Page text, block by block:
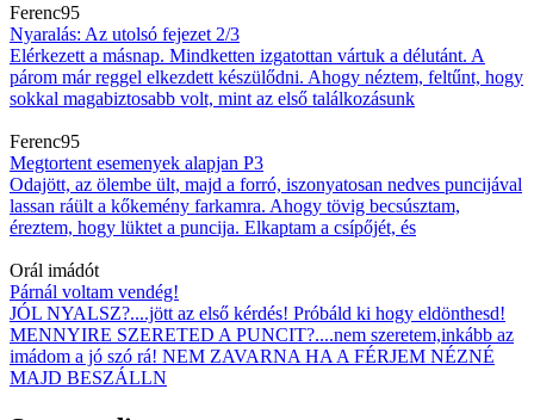
Ferenc95
Nyaralás: Az utolsó fejezet 2/3
Elérkezett a másnap. Mindketten izgatottan vártuk a délutánt. A
párom már reggel elkezdett készülődni. Ahogy néztem, feltűnt, hogy
sokkal magabiztosabb volt, mint az első találkozásunk
Ferenc95
Megtortent esemenyek alapjan P3
Odajött, az ölembe ült, majd a forró, iszonyatosan nedves puncijával
lassan ráült a kőkemény farkamra. Ahogy tövig becsúsztam,
éreztem, hogy lüktet a puncija. Elkaptam a csípőjét, és
Orál imádót
Párnál voltam vendég!
JÓL NYALSZ?....jött az első kérdés! Próbáld ki hogy eldönthesd!
MENNYIRE SZERETED A PUNCIT?....nem szeretem,inkább az
imádom a jó szó rá! NEM ZAVARNA HA A FÉRJEM NÉZNÉ
MAJD BESZÁLLN